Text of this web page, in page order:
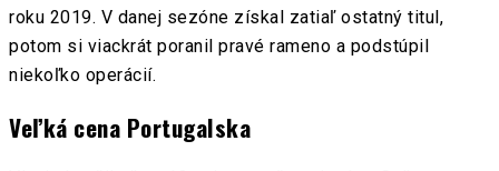
roku 2019. V danej sezóne získal zatiaľ ostatný titul,
potom si viackrát poranil pravé rameno a podstúpil
niekoľko operácií.
Veľká cena Portugalska